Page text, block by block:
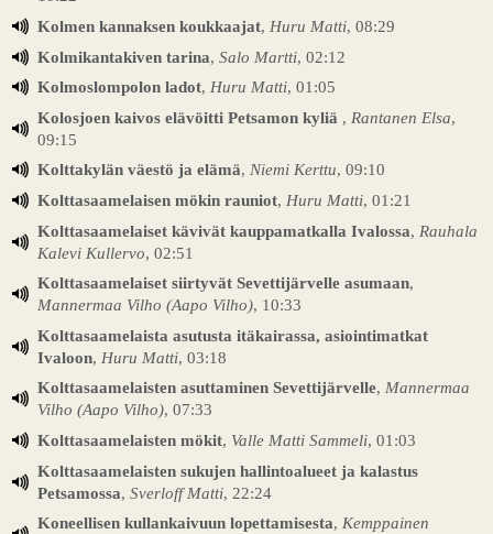
Kolmen kannaksen koukkaajat, Huru Matti, 08:29
Kolmikantakiven tarina, Salo Martti, 02:12
Kolmoslompolon ladot, Huru Matti, 01:05
Kolosjoen kaivos elävöitti Petsamon kyliä , Rantanen Elsa,
09:15
Kolttakylän väestö ja elämä, Niemi Kerttu, 09:10
Kolttasaamelaisen mökin rauniot, Huru Matti, 01:21
Kolttasaamelaiset kävivät kauppamatkalla Ivalossa, Rauhala
Kalevi Kullervo, 02:51
Kolttasaamelaiset siirtyvät Sevettijärvelle asumaan,
Mannermaa Vilho (Aapo Vilho), 10:33
Kolttasaamelaista asutusta itäkairassa, asiointimatkat
Ivaloon, Huru Matti, 03:18
Kolttasaamelaisten asuttaminen Sevettijärvelle, Mannermaa
Vilho (Aapo Vilho), 07:33
Kolttasaamelaisten mökit, Valle Matti Sammeli, 01:03
Kolttasaamelaisten sukujen hallintoalueet ja kalastus
Petsamossa, Sverloff Matti, 22:24
Koneellisen kullankaivuun lopettamisesta, Kemppainen